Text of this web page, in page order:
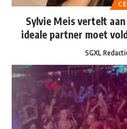
Sylvie Meis vertelt
ideale partner moet
SGXL